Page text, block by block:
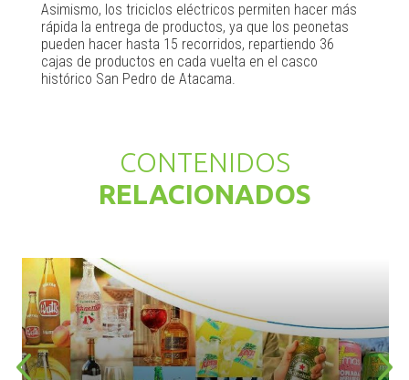
Asimismo, los triciclos eléctricos permiten hacer más
rápida la entrega de productos, ya que los peonetas
pueden hacer hasta 15 recorridos, repartiendo 36
cajas de productos en cada vuelta en el casco
histórico San Pedro de Atacama.
CONTENIDOS
RELACIONADOS